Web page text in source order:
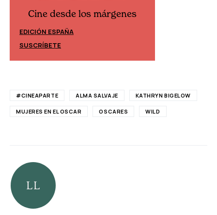
Cine desde los márgenes
EDICIÓN ESPAÑA
SUSCRÍBETE
#CINEAPARTE ALMA SALVAJE KATHRYN BIGELOW
MUJERES EN EL OSCAR OSCARES WILD